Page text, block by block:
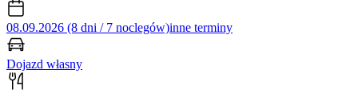
08.09.2026 (8 dni / 7 noclegów)inne terminy
Dojazd własny